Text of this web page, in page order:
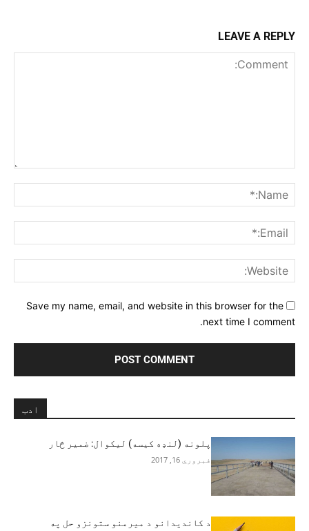
LEAVE A REPLY
Save my name, email, and website in this browser for the
next time I comment.
ادب
پلونه (لنډه کیسه) ليکوال: ضمير څار
فبروري 16, 2017
د کاندیدانو د میرمنو ستونزو حل په